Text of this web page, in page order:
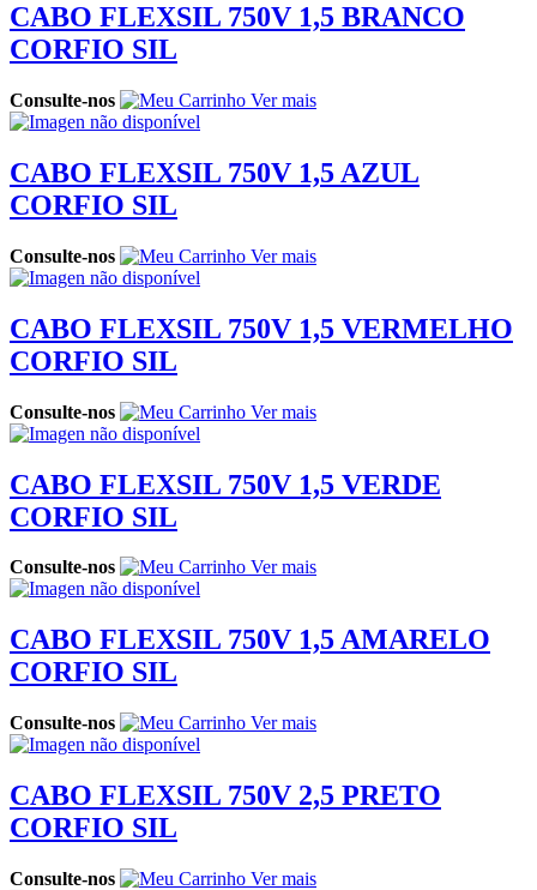
CABO FLEXSIL 750V 1,5 BRANCO
CORFIO SIL
Consulte-nos Ver mais
CABO FLEXSIL 750V 1,5 AZUL
CORFIO SIL
Consulte-nos Ver mais
CABO FLEXSIL 750V 1,5 VERMELHO
CORFIO SIL
Consulte-nos Ver mais
CABO FLEXSIL 750V 1,5 VERDE
CORFIO SIL
Consulte-nos Ver mais
CABO FLEXSIL 750V 1,5 AMARELO
CORFIO SIL
Consulte-nos Ver mais
CABO FLEXSIL 750V 2,5 PRETO
CORFIO SIL
Consulte-nos Ver mais